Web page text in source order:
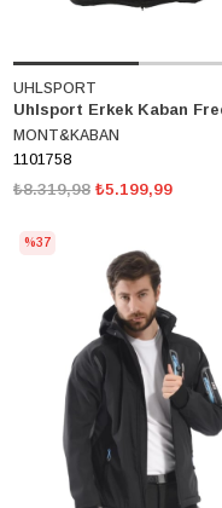
UHLSPORT
MONT&KABAN
1101758
₺5.199,99
₺8.319,98
%37